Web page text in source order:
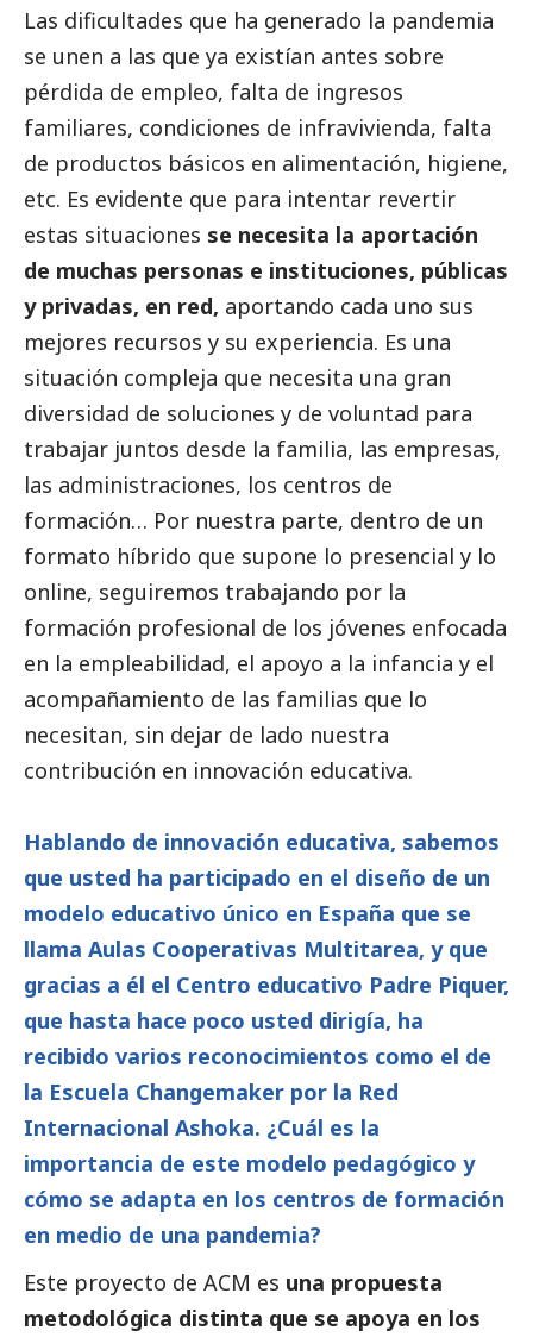
Las dificultades que ha generado la pandemia
se unen a las que ya existían antes sobre
pérdida de empleo, falta de ingresos
familiares, condiciones de infravivienda, falta
de productos básicos en alimentación, higiene,
etc. Es evidente que para intentar revertir
estas situaciones se necesita la aportación
de muchas personas e instituciones, públicas
y privadas, en red, aportando cada uno sus
mejores recursos y su experiencia. Es una
situación compleja que necesita una gran
diversidad de soluciones y de voluntad para
trabajar juntos desde la familia, las empresas,
las administraciones, los centros de
formación… Por nuestra parte, dentro de un
formato híbrido que supone lo presencial y lo
online, seguiremos trabajando por la
formación profesional de los jóvenes enfocada
en la empleabilidad, el apoyo a la infancia y el
acompañamiento de las familias que lo
necesitan, sin dejar de lado nuestra
contribución en innovación educativa.
Hablando de innovación educativa, sabemos
que usted ha participado en el diseño de un
modelo educativo único en España que se
llama Aulas Cooperativas Multitarea, y que
gracias a él el Centro educativo Padre Piquer,
que hasta hace poco usted dirigía, ha
recibido varios reconocimientos como el de
la Escuela Changemaker por la Red
Internacional Ashoka. ¿Cuál es la
importancia de este modelo pedagógico y
cómo se adapta en los centros de formación
en medio de una pandemia?
Este proyecto de ACM es una propuesta
metodológica distinta que se apoya en los